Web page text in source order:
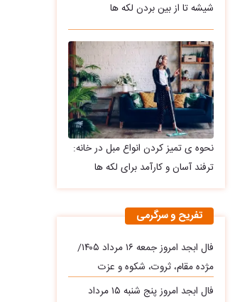
شیشه تا از بین بردن لکه ها
نحوه ی تمیز کردن انواع مبل در خانه:
ترفند آسان و کارآمد برای لکه ها
تفریح و سرگرمی
فال ابجد امروز جمعه ۱۶ مرداد ۱۴۰۵/
مژده مقام، ثروت، شکوه و عزت
فال ابجد امروز پنج شنبه ۱۵ مرداد